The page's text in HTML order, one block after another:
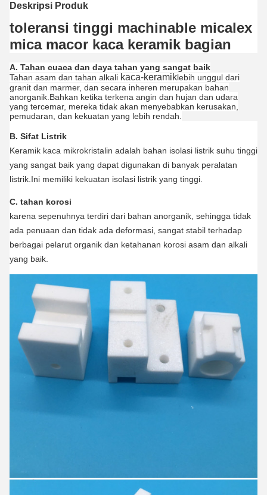
Deskripsi Produk
toleransi tinggi machinable micalex
mica macor kaca keramik bagian
A. Tahan cuaca dan daya tahan yang sangat baik
Tahan asam dan tahan alkali kaca-keramiklebih unggul dari
granit dan marmer, dan secara inheren merupakan bahan
anorganik.Bahkan ketika terkena angin dan hujan dan udara
yang tercemar, mereka tidak akan menyebabkan kerusakan,
pemudaran, dan kekuatan yang lebih rendah.
B. Sifat Listrik
Keramik kaca mikrokristalin adalah bahan isolasi listrik suhu tinggi
yang sangat baik yang dapat digunakan di banyak peralatan
listrik.Ini memiliki kekuatan isolasi listrik yang tinggi.
C. tahan korosi
karena sepenuhnya terdiri dari bahan anorganik, sehingga tidak
ada penuaan dan tidak ada deformasi, sangat stabil terhadap
berbagai pelarut organik dan ketahanan korosi asam dan alkali
yang baik.